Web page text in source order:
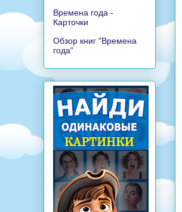
Времена года -
Карточки
Обзор книг "Времена
года"